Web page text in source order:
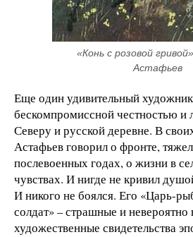
«Конь с розовой
Астафьев
Еще один удивительный
бескомпромиссной честностью
Северу и русской деревне. В
Астафьев говорил о фронте,
послевоенных годах, о жизни в
чувствах. И нигде не кривил
И никого не боялся. Его «Царь-
солдат» – страшные и
художественные свидетельства